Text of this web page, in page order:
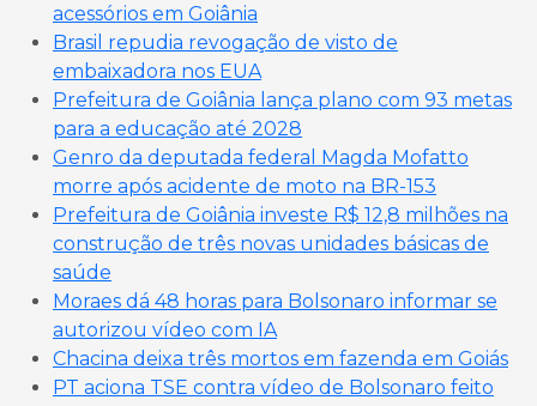
acessórios em Goiânia
Brasil repudia revogação de visto de
embaixadora nos EUA
Prefeitura de Goiânia lança plano com 93 metas
para a educação até 2028
Genro da deputada federal Magda Mofatto
morre após acidente de moto na BR-153
Prefeitura de Goiânia investe R$ 12,8 milhões na
construção de três novas unidades básicas de
saúde
Moraes dá 48 horas para Bolsonaro informar se
autorizou vídeo com IA
Chacina deixa três mortos em fazenda em Goiás
PT aciona TSE contra vídeo de Bolsonaro feito